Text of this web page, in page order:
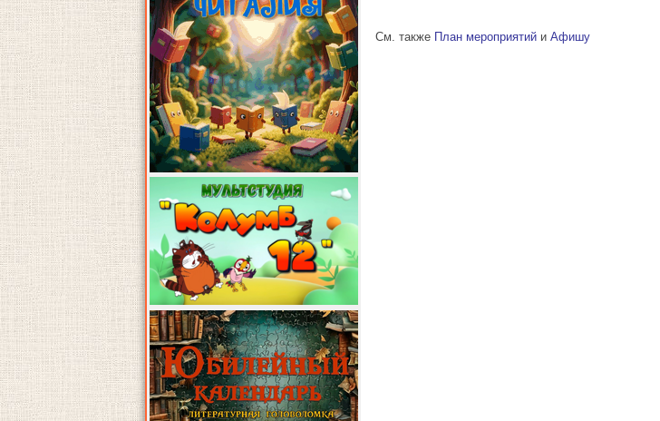
См. также План мероприятий и Афишу